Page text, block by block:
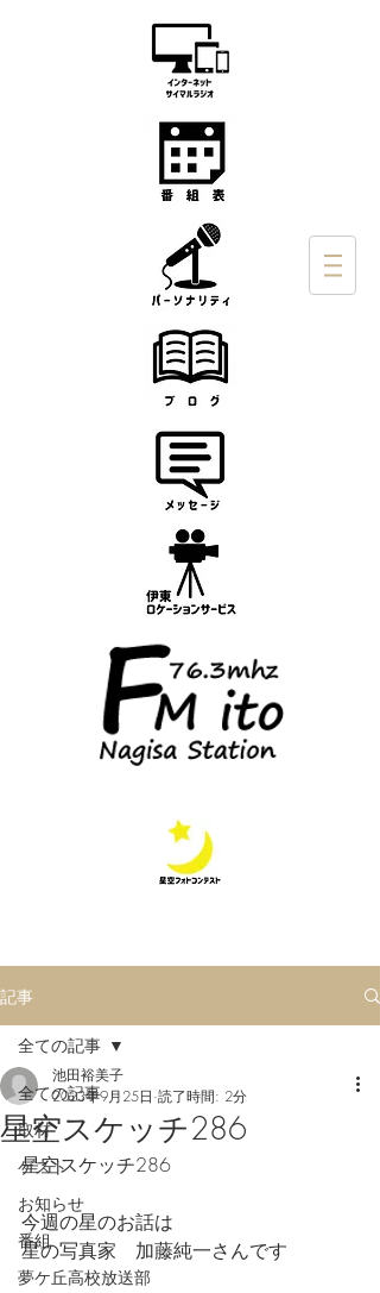
記事
全ての記事
取材
ゲスト
お知らせ
番組
夢ケ丘高校放送部
全ての記事
星空スケッチ286
池田裕美子
2023年9月25日 読了時間: 2分
星空スケッチ286
今週の星のお話は
星の写真家　加藤純一さんです